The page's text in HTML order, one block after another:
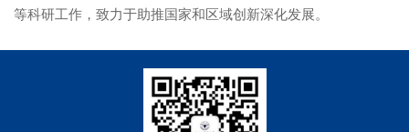
等科研工作，致力于助推国家和区域创新深化发展。